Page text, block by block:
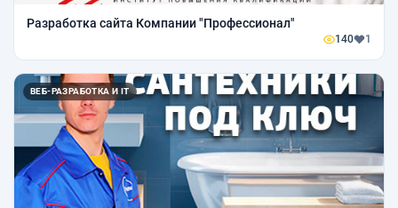
Разработка сайта Компании "Профессионал"
140 1
ВЕБ-РАЗРАБОТКА И IT